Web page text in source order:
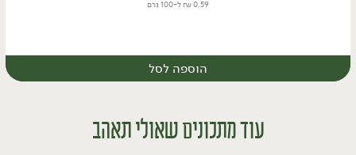
0.59 ₪ ל-100 גרם
הוספה לסל
עוד מתכונים שאולי תאהב